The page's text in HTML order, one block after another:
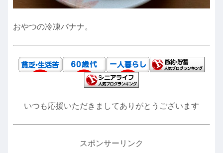
おやつの冷凍バナナ。
いつも応援いただきましてありがとうございます
スポンサーリンク